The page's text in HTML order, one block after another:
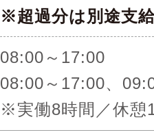
※超過分は別途支
08:00～17:00
08:00～17:00、
※実働8時間／休憩